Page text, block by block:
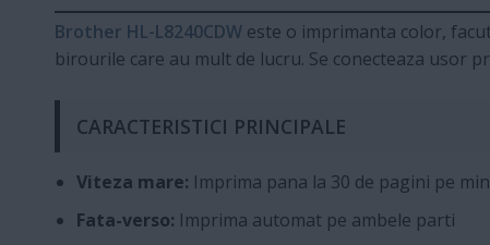
Brother HL-L8240CDW este o imprimanta color,
birourile care au mult de lucru. Se conecteaza usor
CARACTERISTICI PRINCIPALE
Viteza mare: Imprima pana la 30 de pagini pe
Fata-verso: Imprima automat pe ambele parti